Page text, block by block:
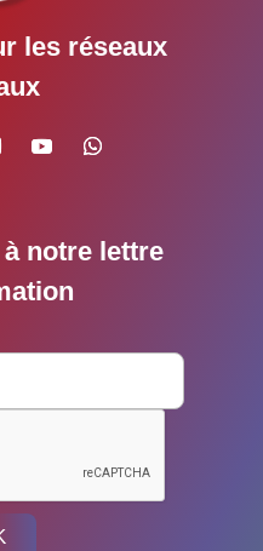
les réseaux
notre lettre